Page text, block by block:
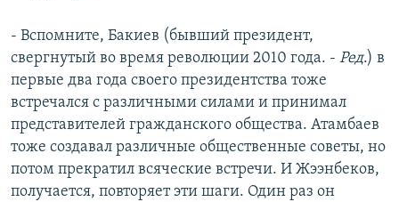
- Вспомните, Бакиев (бывший президент,
свергнутый во время революции 2010 года. - Ред.) в
первые два года своего президентства тоже
встречался с различными силами и принимал
представителей гражданского общества. Атамбаев
тоже создавал различные общественные советы, но
потом прекратил всяческие встречи. И Жээнбеков,
получается, повторяет эти шаги. Один раз он